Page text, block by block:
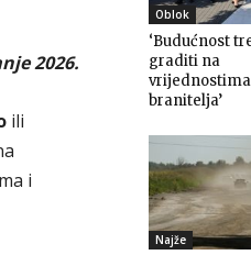
2026.
ili
i
Oblok
‘Budućnost
graditi na
vrijednostima
branitelja’
Najže